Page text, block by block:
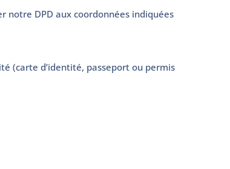
notre DPD aux coordonnées indiquées
(carte d’identité, passeport ou permis